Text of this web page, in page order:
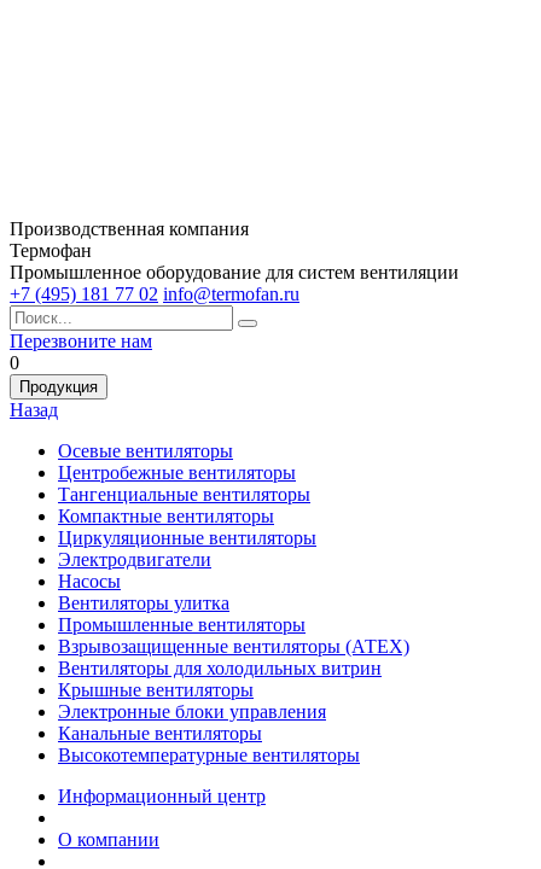
Производственная компания
Термофан
Промышленное оборудование для систем вентиляции
+7 (495) 181 77 02 info@termofan.ru
Перезвоните нам
0
Продукция
Назад
Осевые вентиляторы
Центробежные вентиляторы
Тангенциальные вентиляторы
Компактные вентиляторы
Циркуляционные вентиляторы
Электродвигатели
Насосы
Вентиляторы улитка
Промышленные вентиляторы
Взрывозащищенные вентиляторы (АТЕХ)
Вентиляторы для холодильных витрин
Крышные вентиляторы
Электронные блоки управления
Канальные вентиляторы
Высокотемпературные вентиляторы
Информационный центр
О компании